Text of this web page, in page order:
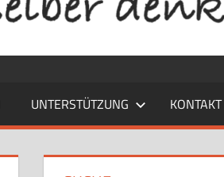
UNTERSTÜTZUNG KONTAKT